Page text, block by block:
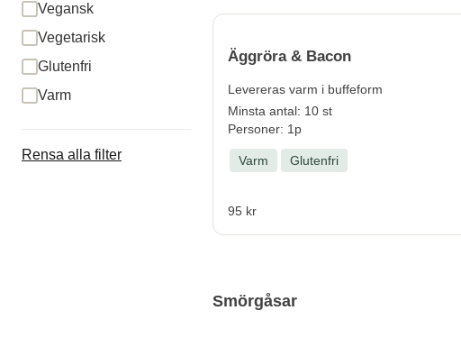
Vegansk
Vegetarisk
Glutenfri
Varm
Rensa alla filter
Äggröra & Bacon
Levereras varm i buffeform
Minsta antal: 10 st
Personer: 1p
Varm Glutenfri
95 kr
Smörgåsar